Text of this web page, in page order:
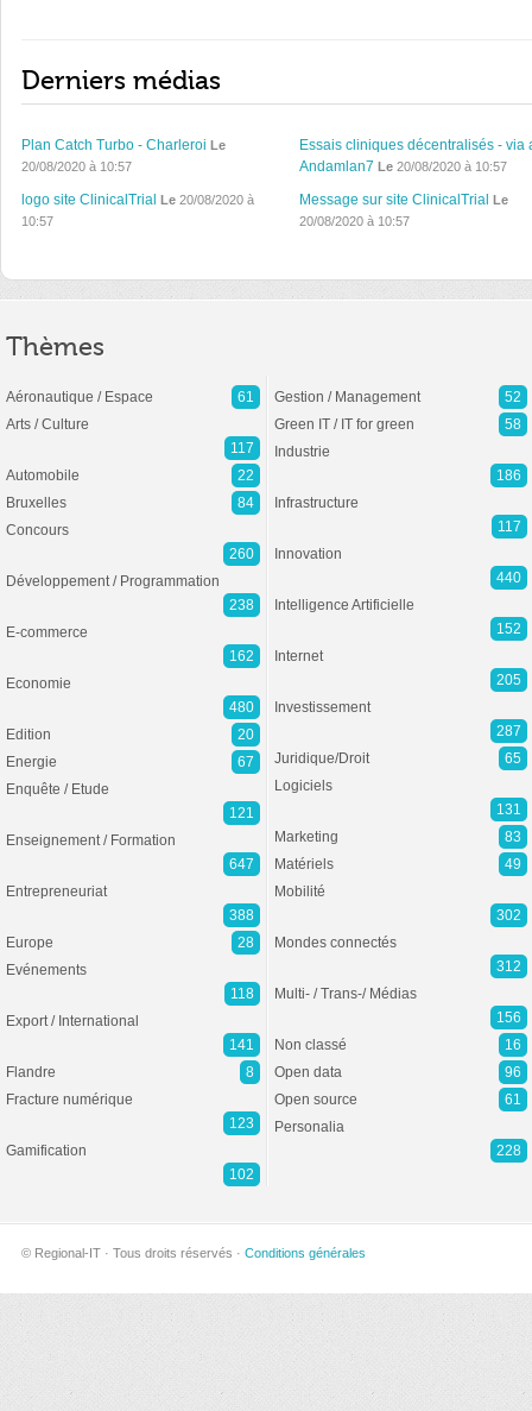
Derniers médias
Plan Catch Turbo - Charleroi Le
20/08/2020 à 10:57
Essais cliniques décentralisés - via
Andamlan7 Le20/08/2020 à 10:57
logo site ClinicalTrial Le 20/08/2020 à
10:57
Message sur site ClinicalTrial Le
20/08/2020 à 10:57
Thèmes
Aéronautique / Espace
61
Arts / Culture
117
Automobile
22
Bruxelles
84
Concours
260
Développement / Programmation
238
E-commerce
162
Economie
480
Edition
20
Energie
67
Enquête / Etude
121
Enseignement / Formation
647
Entrepreneuriat
388
Europe
28
Evénements
118
Export / International
141
Flandre
8
Fracture numérique
123
Gamification
102
Gestion / Management
52
Green IT / IT for green
58
Industrie
186
Infrastructure
117
Innovation
440
Intelligence Artificielle
152
Internet
205
Investissement
287
Juridique/Droit
65
Logiciels
131
Marketing
83
Matériels
49
Mobilité
302
Mondes connectés
312
Multi- / Trans-/ Médias
156
Non classé
16
Open data
96
Open source
61
Personalia
228
© Regional-IT · Tous droits réservés · Conditions générales